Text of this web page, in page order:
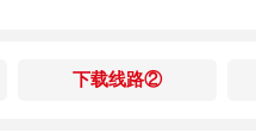
下载线路②